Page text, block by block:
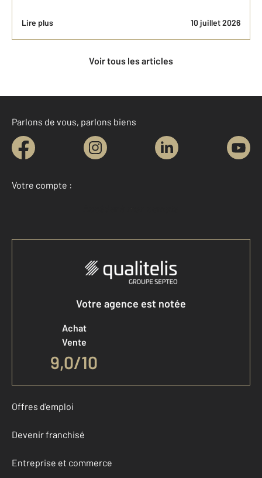
Lire plus 10 juillet 2026
Voir tous les articles
Parlons de vous, parlons biens
Votre compte :
Accéder à mon compte
Votre agence est notée
Achat
Vente
9,0/10
Offres d'emploi
Devenir franchisé
Entreprise et commerce